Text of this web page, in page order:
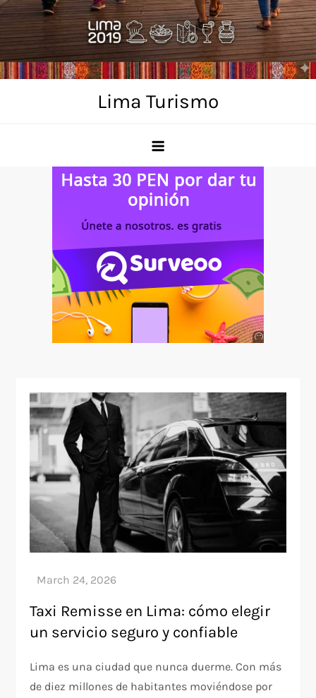
Skip
to
content
Lima Turismo
Taxi Remisse en Lima: cómo elegir
un servicio seguro y confiable
Lima es una ciudad que nunca duerme. Con más
de diez millones de habitantes moviéndose por